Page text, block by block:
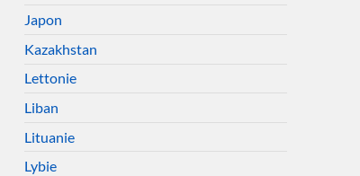
Japon
Kazakhstan
Lettonie
Liban
Lituanie
Lybie